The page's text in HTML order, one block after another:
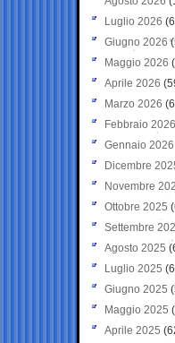
Luglio 2026
Giugno 2026
Maggio 2026
Aprile 2026
Marzo 2026
Febbraio 2026
Gennaio 2026
Dicembre
Novembre
Ottobre 2025
Settembre
Agosto 2025
Luglio 2025
Giugno 2025
Maggio 2025
Aprile 2025